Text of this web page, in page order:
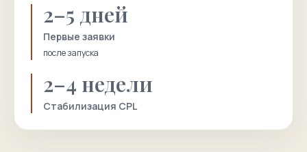
2–5 дней
Первые заявки
после запуска
2–4 недели
Стабилизация CPL